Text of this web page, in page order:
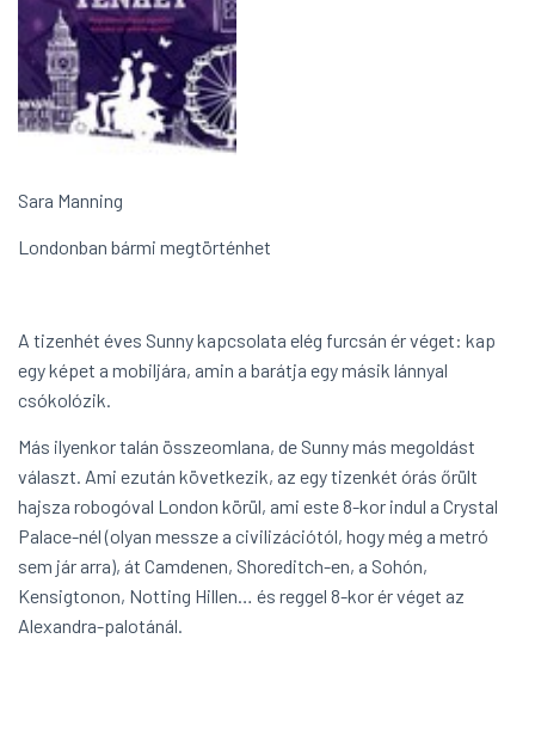
Sara Manning
Londonban bármi megtörténhet
A tizenhét éves Sunny kapcsolata elég furcsán ér véget: kap
egy képet a mobiljára, amin a barátja egy másik lánnyal
csókolózik.
Más ilyenkor talán összeomlana, de Sunny más megoldást
választ. Ami ezután következik, az egy tizenkét órás őrült
hajsza robogóval London körül, ami este 8-kor indul a Crystal
Palace-nél (olyan messze a civilizációtól, hogy még a metró
sem jár arra), át Camdenen, Shoreditch-en, a Sohón,
Kensigtonon, Notting Hillen… és reggel 8-kor ér véget az
Alexandra-palotánál.